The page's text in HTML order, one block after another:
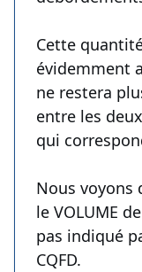
Cette
évidemment
ne restera
entre les
qui
Nous voyons
le VOLUME
pas indiqué
CQFD.